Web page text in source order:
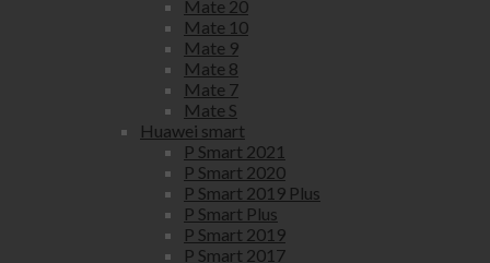
Mate 20
Mate 10
Mate 9
Mate 8
Mate 7
Mate S
Huawei smart
P Smart 2021
P Smart 2020
P Smart 2019 Plus
P Smart Plus
P Smart 2019
P Smart 2017